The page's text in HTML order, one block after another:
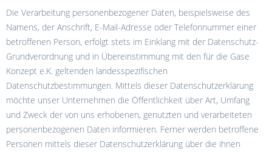
Die Verarbeitung personenbezogener Daten, beispielsweise des
Namens, der Anschrift, E-Mail-Adresse oder Telefonnummer einer
betroffenen Person, erfolgt stets im Einklang mit der Datenschutz-
Grundverordnung und in Übereinstimmung mit den für die Gase
Konzept e.K. geltenden landesspezifischen
Datenschutzbestimmungen. Mittels dieser Datenschutzerklärung
möchte unser Unternehmen die Öffentlichkeit über Art, Umfang
und Zweck der von uns erhobenen, genutzten und verarbeiteten
personenbezogenen Daten informieren. Ferner werden betroffene
Personen mittels dieser Datenschutzerklärung über die ihnen